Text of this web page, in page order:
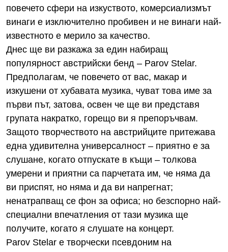
повечето сфери на изкуството, комерсиализмът
винаги е изключително пробивен и не винаги най-
известното е мерило за качество.
Днес ще ви разкажа за един набиращ
популярност австрийски бенд – Parov Stelar.
Предполагам, че повечето от вас, макар и
изкушени от хубавата музика, чуват това име за
първи път, затова, освен че ще ви представя
групата накратко, горещо ви я препоръчвам.
Защото творчеството на австрийците притежава
една удивителна универсалност – приятно е за
слушане, когато отпускате в къщи – толкова
умерени и приятни са парчетата им, че няма да
ви приспят, но няма и да ви напрегнат;
ненатрапващ се фон за офиса; но безспорно най-
специални впечатления от тази музика ще
получите, когато я слушате на концерт.
Parov Stelar е творчески псевдоним на